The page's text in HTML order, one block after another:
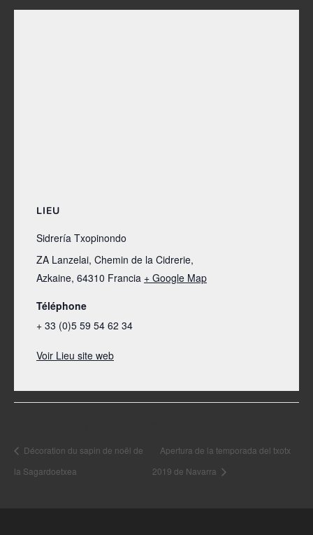
LIEU
Sidrería Txopinondo
ZA Lanzelai, Chemin de la Cidrerie,
Azkaine, 64310 Francia + Google Map
Téléphone
+ 33 (0)5 59 54 62 34
Voir Lieu site web
Décoration du sapin de noël de
la Sagardoetxea
Apertura de la temporada del txotx
2019 de Navarra